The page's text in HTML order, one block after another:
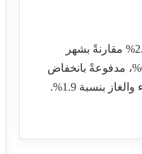
على أساس شهري، تشير البيانات إلى تصحيح طفيف. فبينما ارتفعت أسعار التعدين بنسبة 2.2% مقارنةً بشهر
يناير، قابل ذلك انخفاض في قطاعات أخرى. وانخفضت أسعار الصناعات التحويلية بنسبة 0.5%، مدفوعةً بانخفاض